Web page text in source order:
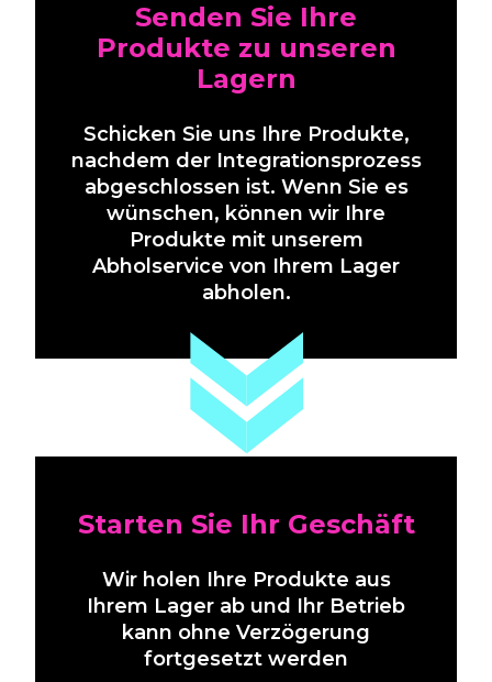
Senden Sie Ihre
Produkte zu unseren
Lagern
Schicken Sie uns Ihre Produkte,
nachdem der Integrationsprozess
abgeschlossen ist. Wenn Sie es
wünschen, können wir Ihre
Produkte mit unserem
Abholservice von Ihrem Lager
abholen.
Starten Sie Ihr Geschäft
Wir holen Ihre Produkte aus
Ihrem Lager ab und Ihr Betrieb
kann ohne Verzögerung
fortgesetzt werden